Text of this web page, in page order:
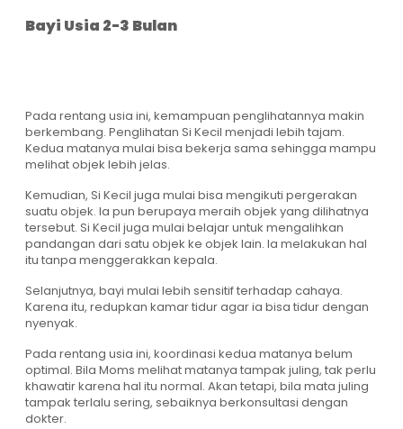
Bayi Usia 2-3 Bulan
Pada rentang usia ini, kemampuan penglihatannya makin
berkembang. Penglihatan Si Kecil menjadi lebih tajam.
Kedua matanya mulai bisa bekerja sama sehingga mampu
melihat objek lebih jelas.
Kemudian, Si Kecil juga mulai bisa mengikuti pergerakan
suatu objek. Ia pun berupaya meraih objek yang dilihatnya
tersebut. Si Kecil juga mulai belajar untuk mengalihkan
pandangan dari satu objek ke objek lain. Ia melakukan hal
itu tanpa menggerakkan kepala.
Selanjutnya, bayi mulai lebih sensitif terhadap cahaya.
Karena itu, redupkan kamar tidur agar ia bisa tidur dengan
nyenyak.
Pada rentang usia ini, koordinasi kedua matanya belum
optimal. Bila Moms melihat matanya tampak juling, tak perlu
khawatir karena hal itu normal. Akan tetapi, bila mata juling
tampak terlalu sering, sebaiknya berkonsultasi dengan
dokter.